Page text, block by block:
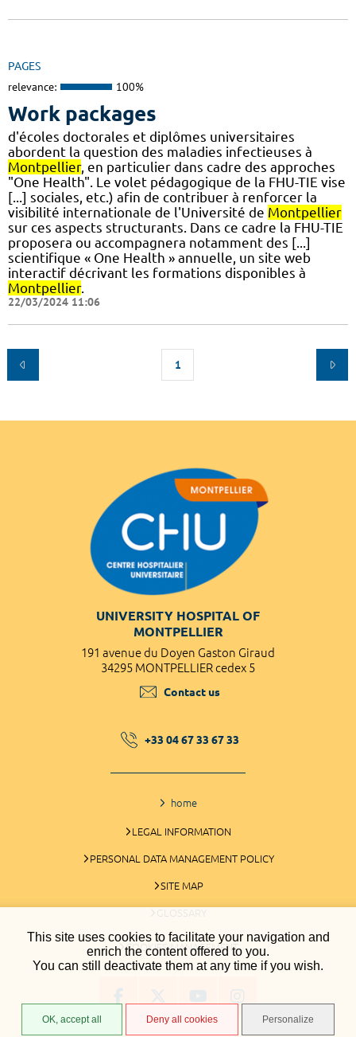
This site uses cookies to facilitate your navigation and
enrich the content offered to you.
You can still deactivate them at any time if you wish.
OK, accept all Deny all cookies Personalize
PAGES
relevance: 100%
Work packages
d'écoles doctorales et diplômes universitaires
abordent la question des maladies infectieuses à
Montpellier, en particulier dans cadre des approches
"One Health". Le volet pédagogique de la FHU-TIE vise
[...] sociales, etc.) afin de contribuer à renforcer la
visibilité internationale de l'Université de Montpellier
sur ces aspects structurants. Dans ce cadre la FHU-TIE
proposera ou accompagnera notamment des [...]
scientifique « One Health » annuelle, un site web
interactif décrivant les formations disponibles à
Montpellier.
22/03/2024 11:06
1
UNIVERSITY HOSPITAL OF
MONTPELLIER
191 avenue du Doyen Gaston Giraud
34295 MONTPELLIER cedex 5
Contact us
+33 04 67 33 67 33
home
LEGAL INFORMATION
PERSONAL DATA MANAGEMENT POLICY
SITE MAP
GLOSSARY
COOKIES MANAGEMENT